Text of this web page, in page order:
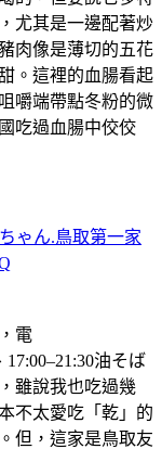
尤其是一邊配著炒
肉像是薄切的五花
。這裡的血腸看起
嚼端帶點冬粉的微
吃過血腸中佼佼
ゃん.鳥取第一家
電
17:00–21:30油そば
雖說我也吃過幾
不太愛吃「乾」的
但，這家是鳥取友